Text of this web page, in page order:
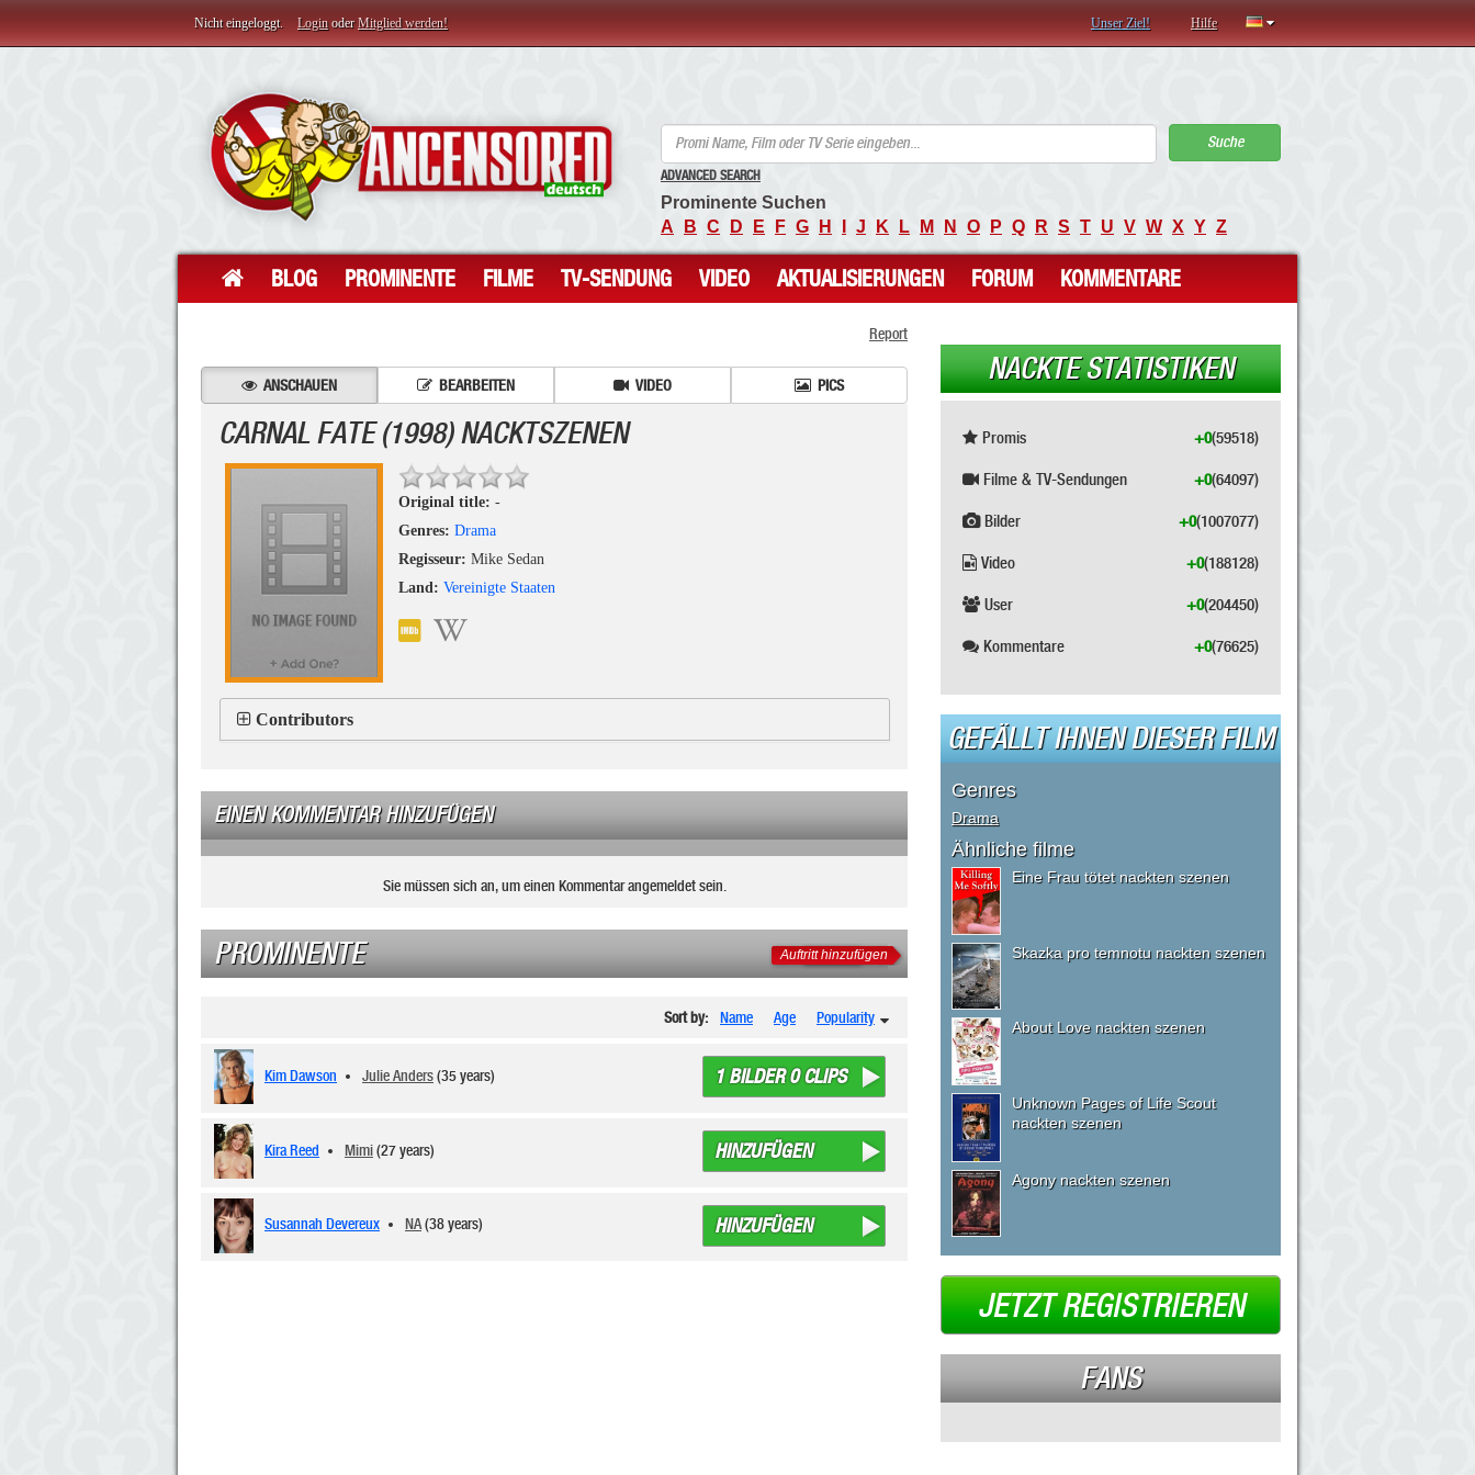
Nicht eingeloggt. Login oderMitglied werden! Unser Ziel! Hilfe
Suche
ADVANCED SEARCH
Prominente Suchen
A
B C D E F G H J K L M N O P Q R S T U V W X Y Z
BLOG PROMINENTE FILME TV-SENDUNG VIDEO AKTUALISIERUNGEN FORUM KOMMENTARE
Report
ANSCHAUEN BEARBEITEN VIDEO PICS
CARNAL FATE (1998) NACKTSZENEN
Original title: -
Genres: Drama
Regisseur: Mike Sedan
Land: Vereinigte Staaten
Contributors
EINEN KOMMENTAR HINZUFÜGEN
Sie müssen sich an, um einen Kommentar angemeldet sein.
PROMINENTE Auftritt hinzufügen
Sort by: Name Age Popularity
Kim Dawson Julie Anders(35 years) 1 BILDER 0 CLIPS
Kira Reed Mimi(27 years) HINZUFÜGEN
Susannah Devereux NA(38 years) HINZUFÜGEN
NACKTE STATISTIKEN
Promis (59518)
+0
Filme & TV-Sendungen (64097)
+0
Bilder (1007077)
+0
Video (188128)
+0
User (204450)
+0
Kommentare (76625)
+0
GEFÄLLT IHNEN DIESER FILM
Genres
Drama
Ähnliche filme
Eine Frau tötet nackten szenen
Skazka pro temnotu nackten szenen
About Love nackten szenen
Unknown Pages of Life Scout
nackten szenen
Agony nackten szenen
JETZT REGISTRIEREN
FANS